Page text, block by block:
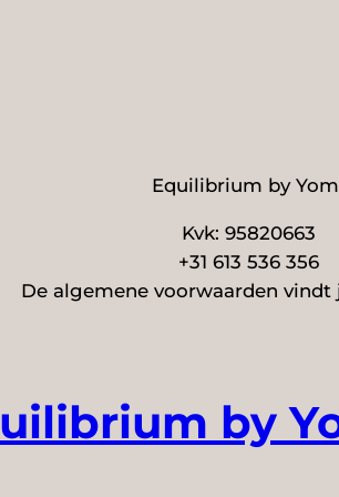
Equilibrium by
Kvk: 95820663
+31 613 536 356
De algemene voorwaarden vindt
by